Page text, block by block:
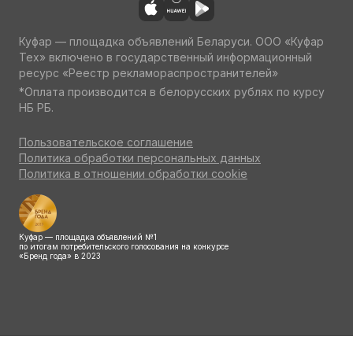
Куфар — площадка объявлений Беларуси. ООО «Куфар
Тех» включено в государственный информационный
ресурс «Реестр рекламораспространителей»
*Оплата производится в белорусских рублях по курсу
НБ РБ.
Пользовательское соглашение
Политика обработки персональных данных
Политика в отношении обработки cookie
Куфар — площадка объявлений №1
по итогам потребительского голосования на конкурсе
«Бренд года» в 2023